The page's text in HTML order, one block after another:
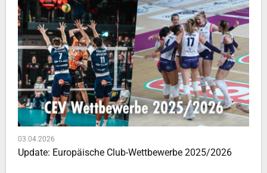
03.04.2026
Update: Europäische Club-Wettbewerbe 2025/2026